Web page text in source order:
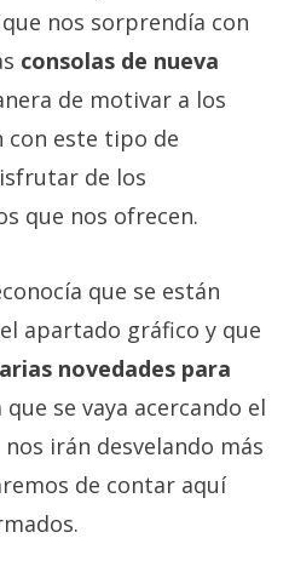
nos sorprendía con
consolas de nueva
de motivar a los
con este tipo de
de los
que nos ofrecen.
que se están
apartado gráfico y que
novedades para
que se vaya acercando el
irán desvelando más
de contar aquí